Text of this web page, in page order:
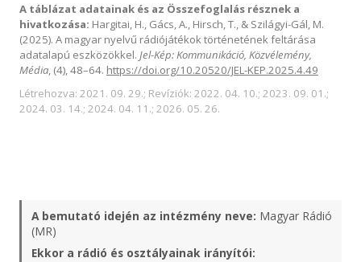
A táblázat adatainak és az Összefoglalás résznek a
hivatkozása: Hargitai, H., Gács, A., Hirsch, T., & Szilágyi-Gál, M.
(2025). A magyar nyelvű rádiójátékok történetének feltárása
adatalapú eszközökkel. Jel-Kép: Kommunikáció, Közvélemény,
Média, (4), 48–64. https://doi.org/10.20520/JEL-KEP.2025.4.49
Létrehozva: 2021. 09. 29.; Revíziók: 2022. 04. 10.; 2023. 09. 01.;
2024. 03. 14.; 2024. 04. 11.; 2026. 05. 26.
A bemutató idején az intézmény neve: Magyar Rádió
(MR)
Ekkor a rádió és osztályainak irányítói: